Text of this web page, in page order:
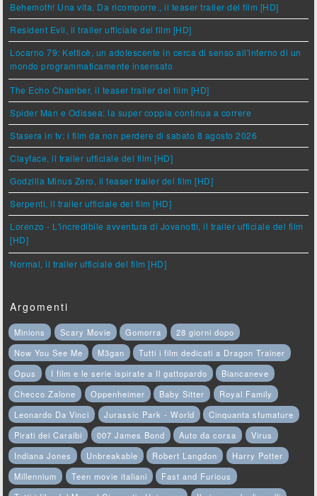
Behemoth! Una vita. Da ricomporre., il teaser trailer del film [HD]
Resident Evil, il trailer ufficiale del film [HD]
Locarno 79: Ketticè, un adolescente in cerca di senso all'interno di un
mondo programmaticamente insensato
The Echo Chamber, il teaser trailer del film [HD]
Spider Man e Odissea: la super coppia continua a correre
Stasera in tv: i film da non perdere di sabato 8 agosto 2026
Clayface, il trailer ufficiale del film [HD]
Godzilla Minus Zero, il teaser trailer del film [HD]
Serpenti, il trailer ufficiale del film [HD]
Lorenzo - L'incredibile avventura di Jovanotti, il trailer ufficiale del film
[HD]
Normal, il trailer ufficiale del film [HD]
Argomenti
Minions Scary Movie Gomorra
28 giorni dopo
Now You See Me
M3gan
Tutti i film dedicati a Dragon Trainer
Opus
I film e le serie ispirate a Il gattopardo
Biancaneve
Checco Zalone
Oppenheimer Baby Sitter
Royal Family
Leonardo Da Vinci
Jurassic Park - World
Cinquanta sfumature
Pirati dei Caraibi
007 James Bond Auto da corsa
Virus
Indiana Jones
Unbreakable Robert Langdon
Harry Potter
Millennium
Teen movie italiani
Fast and Furious